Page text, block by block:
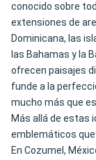
conocido sobre
extensiones de
Dominicana, las
las Bahamas y la
ofrecen paisajes
funde a la
mucho más que
Más allá de estas
emblemáticos
En Cozumel,